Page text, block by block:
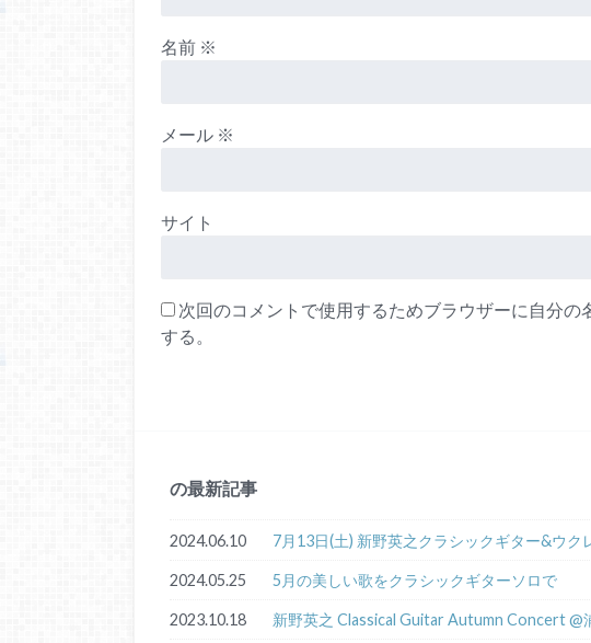
名前 ※
メール ※
サイト
次回のコメントで使用するためブラウザーに自分
する。
の最新記事
2024.06.10 7月13日(土) 新野英之クラシックギター&ウク
2024.05.25 5月の美しい歌をクラシックギターソロで
2023.10.18 新野英之 Classical Guitar Autumn Concert @